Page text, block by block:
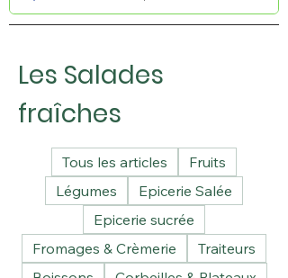
Les Salades
fraîches
Tous les articles
Fruits
Légumes
Epicerie Salée
Epicerie sucrée
Fromages & Crèmerie
Traiteurs